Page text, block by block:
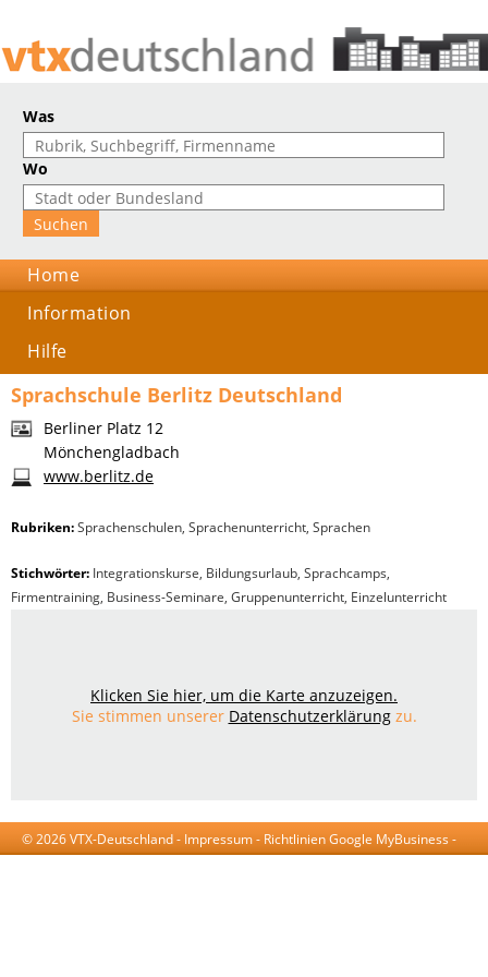
Was
Wo
Home
Information
Hilfe
Sprachschule Berlitz Deutschland
Berliner Platz 12
Mönchengladbach
www.berlitz.de
Rubriken:Sprachenschulen, Sprachenunterricht, Sprachen
Stichwörter: Integrationskurse, Bildungsurlaub, Sprachcamps,
Firmentraining, Business-Seminare, Gruppenunterricht, Einzelunterricht
Klicken Sie hier, um die Karte anzuzeigen.
Sie stimmen unserer Datenschutzerklärungzu.
© 2026 VTX-Deutschland - Impressum- Richtlinien Google MyBusiness -
AGB-Datenschutzerklärung